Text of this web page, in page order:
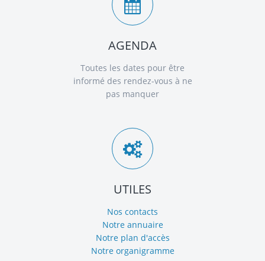
AGENDA
Toutes les dates pour être
informé des rendez-vous à ne
pas manquer
UTILES
Nos contacts
Notre annuaire
Notre plan d'accès
Notre organigramme